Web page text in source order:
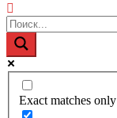
Exact matches only